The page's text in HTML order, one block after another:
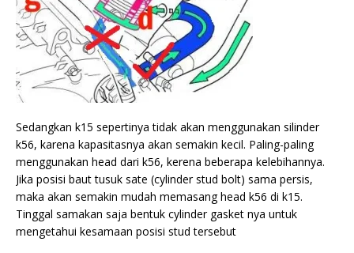
Sedangkan k15 sepertinya tidak akan menggunakan silinder
k56, karena kapasitasnya akan semakin kecil. Paling-paling
menggunakan head dari k56, kerena beberapa kelebihannya.
Jika posisi baut tusuk sate (cylinder stud bolt) sama persis,
maka akan semakin mudah memasang head k56 di k15.
Tinggal samakan saja bentuk cylinder gasket nya untuk
mengetahui kesamaan posisi stud tersebut